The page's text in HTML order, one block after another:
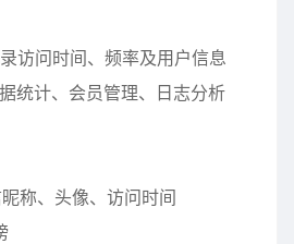
访问时间、频率及用户信息
统计、会员管理、日志分析
称、头像、访问时间